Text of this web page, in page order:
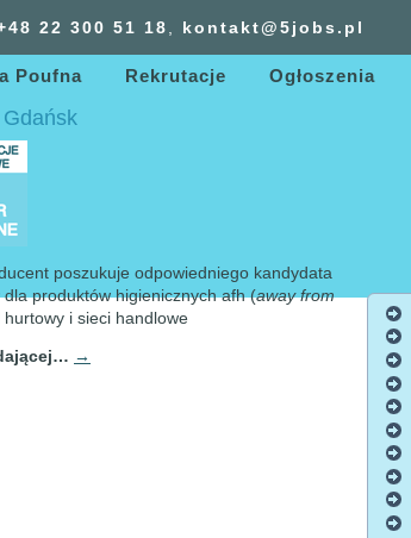
22 300 51 18 kontakt@5jobs.pl
Poufna Rekrutacje Ogłoszenia
Rekruter Blog
Pan to
„Pan to
polskiego
ponad
pochwała dla
poszukuje odpowiedniego kandydata
produktów higienicznych afh (away from
i sieci handlowe
→